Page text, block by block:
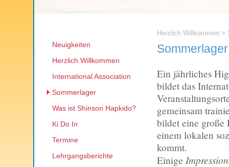
Neuigkeiten
Herzlich Willkommen
International Association
Sommerlager
Was ist Shinson Hapkido?
Ki Do In
Termine
Lehrgangsberichte
Herzlich Willkommen >
Sommerlager
Ein jährliches
bildet das
gemeinsam
bildet eine große
einem lokalen
kommt.
Einige